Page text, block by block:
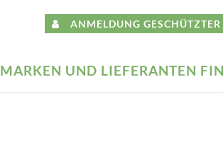
ANMELDUNG
MARKEN UND LIEFERANTEN